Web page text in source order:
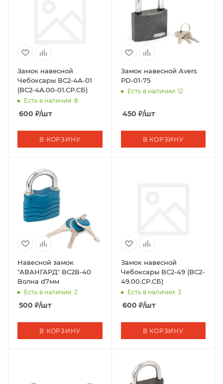
Замок навесной
Чебоксары ВС2-4А-01
(ВС2-4А.00-01.СР.СБ)
Есть в наличии: 8
600 ₽/шт
В КОРЗИНУ
Замок навесной Avers
PD-01-75
Есть в наличии: 12
450 ₽/шт
В КОРЗИНУ
Навесной замок
"АВАНГАРД" ВС2В-40
Волна d7мм
Есть в наличии: 2
500 ₽/шт
В КОРЗИНУ
Замок навесной
Чебоксары ВС2-49 (ВС2-
49.00.СР.СБ)
Есть в наличии: 3
600 ₽/шт
В КОРЗИНУ